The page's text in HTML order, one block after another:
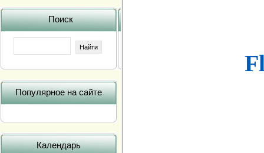
Поиск
Популярное на сайте
Календарь